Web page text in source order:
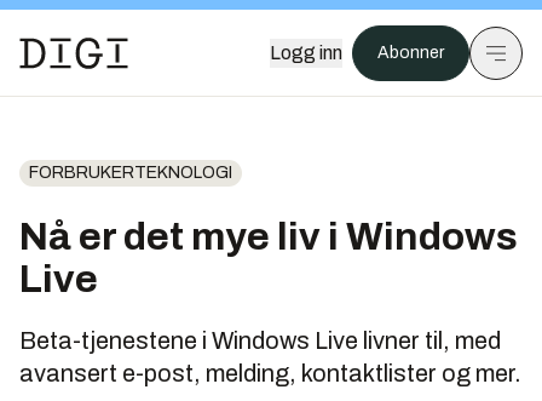
Logg inn Abonner
FORBRUKERTEKNOLOGI
Nå er det mye liv i Windows
Live
Beta-tjenestene i Windows Live livner til, med
avansert e-post, melding, kontaktlister og mer.